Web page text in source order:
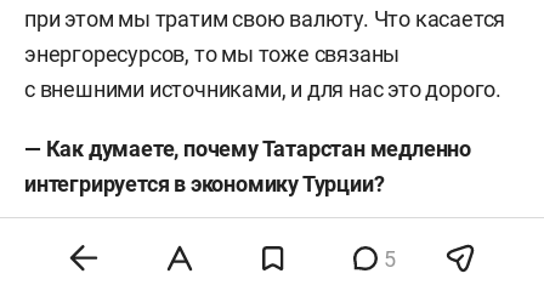
при этом мы тратим свою валюту. Что касается
энергоресурсов, то мы тоже связаны
с внешними источниками, и для нас это дорого.
— Как думаете, почему Татарстан медленно
интегрируется в экономику Турции?
— Я заметил, что российские бизнесмены просто
не знают Турцию, у них недостаточно
5